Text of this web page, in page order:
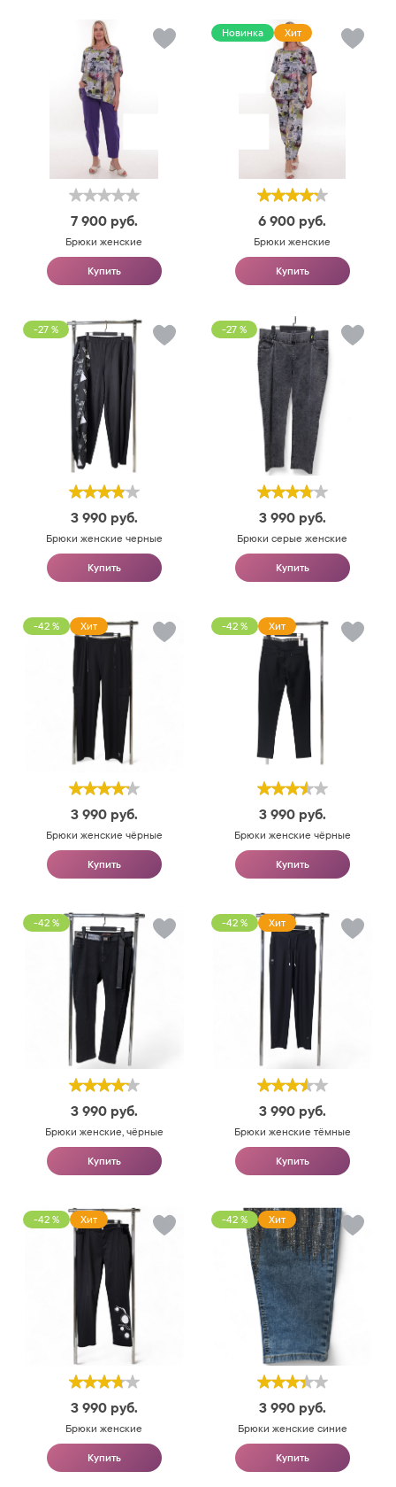
7 900 руб.
Брюки женские
Купить
Новинка Хит
6 900 руб.
Брюки женские
Купить
-27 %
3 990 руб.
Брюки женские черные
Купить
-27 %
3 990 руб.
Брюки серые женские
Купить
-42 % Хит
3 990 руб.
Брюки женские чёрные
Купить
-42 % Хит
3 990 руб.
Брюки женские чёрные
Купить
-42 %
3 990 руб.
Брюки женские, чёрные
Купить
-42 % Хит
3 990 руб.
Брюки женские тёмные
Купить
-42 % Хит
3 990 руб.
Брюки женские
Купить
-42 % Хит
3 990 руб.
Брюки женские синие
Купить